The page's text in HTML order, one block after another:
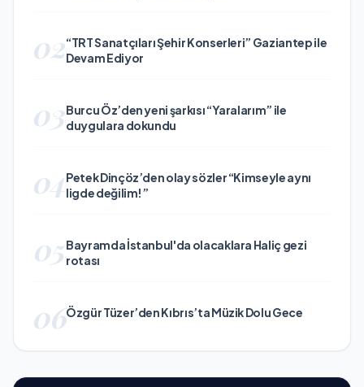
02“TRT Sanatçıları Şehir Konserleri” Gaziantep ile
Devam Ediyor
03Burcu Öz’den yeni şarkısı “Yaralarım” ile
duygulara dokundu
04Petek Dinçöz’den olay sözler “Kimseyle aynı
ligde değilim!”
05Bayramda İstanbul'da olacaklara Haliç gezi
rotası
06Özgür Tüzer’den Kıbrıs’ta Müzik Dolu Gece